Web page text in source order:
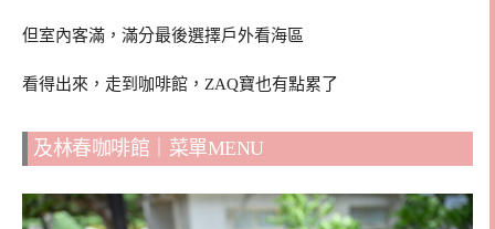
但室內客滿，滿分最後選擇戶外看海區
看得出來，走到咖啡館，ZAQ寶也有點累了
及林春咖啡館｜菜單MENU